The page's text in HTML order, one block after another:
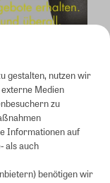
gestalten, nutzen wir
Medien
zu
Informationen auf
als auch
benötigen wir
Produkte, die der
e-Books. Keine
Rabatten